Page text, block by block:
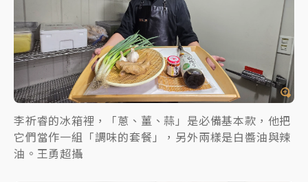
李祈睿的冰箱裡，「蔥、薑、蒜」是必備基本款，他把
它們當作一組「調味的套餐」，另外兩樣是白醬油與辣
油。王勇超攝